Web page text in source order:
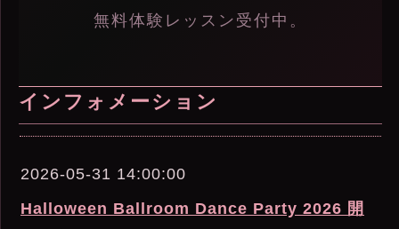
無料体験レッスン受付中。
インフォメーション
2026-05-31 14:00:00
Halloween Ballroom Dance Party 2026 開